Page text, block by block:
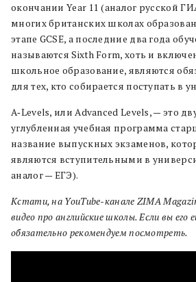
окончании Year 11 (аналог русской
многих британских школах
этапе GCSE, а последние два года
называются Sixth Form, хоть и
школьное образование, являются
для тех, кто собирается поступать в
A‐Levels, или Advanced Levels, — это
углубленная учебная программа
название выпускных экзаменов,
являются вступительными в
аналог — ЕГЭ).
Кстати, на YouTube-канале ZIMA
видео про английские школы. Если вы его
обязательно рекомендуем посмотреть.